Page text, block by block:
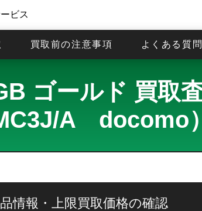
ビス
買取前の注意事項 よくある質
ゴールド 買取
A docomo
情報・上限買取価格の確認